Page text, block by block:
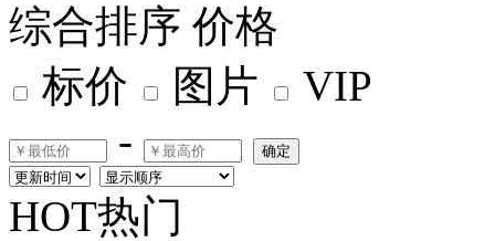
综合排序 价格
标价
图片
VIP
-
确定
HOT热门